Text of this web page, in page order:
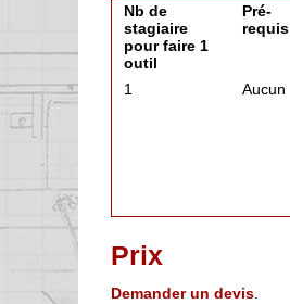
Nb de
stagiaire
pour faire 1
outil
Pré-
requis
1 Aucun
Prix
Demander un devis.